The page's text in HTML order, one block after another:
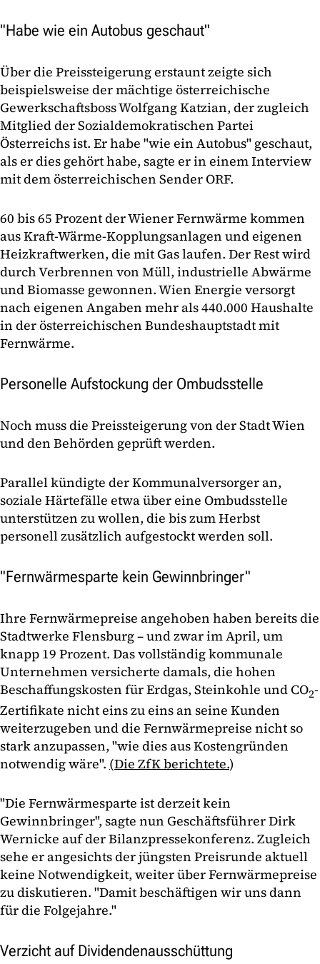
"Habe wie ein Autobus geschaut"
Über die Preissteigerung erstaunt zeigte sich
beispielsweise der mächtige österreichische
Gewerkschaftsboss Wolfgang Katzian, der zugleich
Mitglied der Sozialdemokratischen Partei
Österreichs ist. Er habe "wie ein Autobus" geschaut,
als er dies gehört habe, sagte er in einem Interview
mit dem österreichischen Sender ORF.
60 bis 65 Prozent der Wiener Fernwärme kommen
aus Kraft-Wärme-Kopplungsanlagen und eigenen
Heizkraftwerken, die mit Gas laufen. Der Rest wird
durch Verbrennen von Müll, industrielle Abwärme
und Biomasse gewonnen. Wien Energie versorgt
nach eigenen Angaben mehr als 440.000 Haushalte
in der österreichischen Bundeshauptstadt mit
Fernwärme.
Personelle Aufstockung der Ombudsstelle
Noch muss die Preissteigerung von der Stadt Wien
und den Behörden geprüft werden.
Parallel kündigte der Kommunalversorger an,
soziale Härtefälle etwa über eine Ombudsstelle
unterstützen zu wollen, die bis zum Herbst
personell zusätzlich aufgestockt werden soll.
"Fernwärmesparte kein Gewinnbringer"
Ihre Fernwärmepreise angehoben haben bereits die
Stadtwerke Flensburg – und zwar im April, um
knapp 19 Prozent. Das vollständig kommunale
Unternehmen versicherte damals, die hohen
Beschaffungskosten für Erdgas, Steinkohle und CO2-
Zertifikate nicht eins zu eins an seine Kunden
weiterzugeben und die Fernwärmepreise nicht so
stark anzupassen, "wie dies aus Kostengründen
notwendig wäre". (Die ZfK berichtete.)
"Die Fernwärmesparte ist derzeit kein
Gewinnbringer", sagte nun Geschäftsführer Dirk
Wernicke auf der Bilanzpressekonferenz. Zugleich
sehe er angesichts der jüngsten Preisrunde aktuell
keine Notwendigkeit, weiter über Fernwärmepreise
zu diskutieren. "Damit beschäftigen wir uns dann
für die Folgejahre."
Verzicht auf Dividendenausschüttung